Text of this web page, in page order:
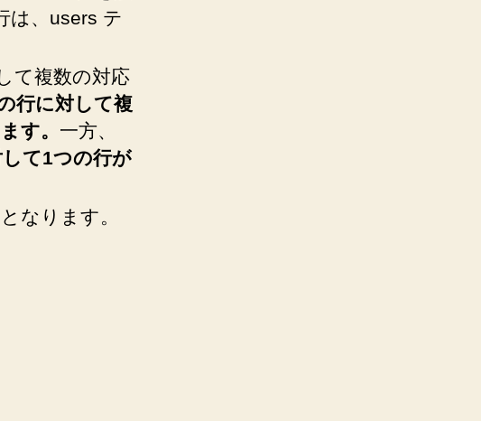
は、users テ
て複数の対応
行に対して複
す。 一方、
て1つの行が
なります。